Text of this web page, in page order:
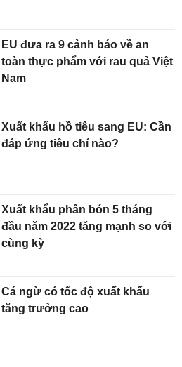
EU đưa ra 9 cảnh báo về an
toàn thực phẩm với rau quả Việt
Nam
Xuất khẩu hồ tiêu sang EU: Cần
đáp ứng tiêu chí nào?
Xuất khẩu phân bón 5 tháng
đầu năm 2022 tăng mạnh so với
cùng kỳ
Cá ngừ có tốc độ xuất khẩu
tăng trưởng cao